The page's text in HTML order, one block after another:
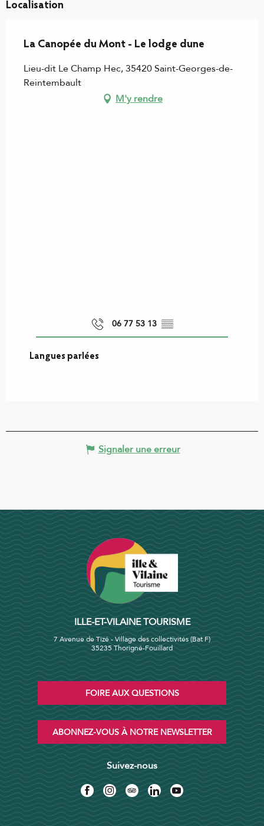
Localisation
La Canopée du Mont - Le lodge dune
Lieu-dit Le Champ Hec, 35420 Saint-Georges-de-
Reintembault
M'y rendre
06 77 53 13 ▒▒
Langues parlées
Langues parlées
Signaler une erreur
ILLE-ET-VILAINE TOURISME
7 Avenue de Tizé - Village des collectivités (Bat F)
35235 Thorigné-Fouillard
FOIRE AUX QUESTIONS
ABONNEZ-VOUS À NOTRE NEWSLETTER
Suivez-nous